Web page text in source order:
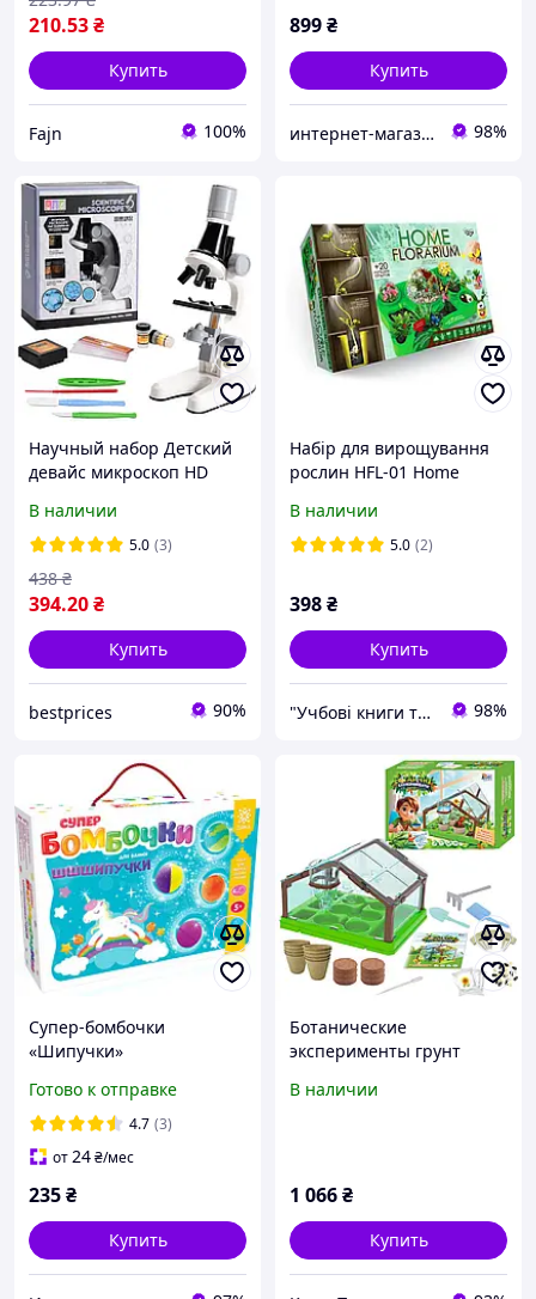
210.53₴
Купить
Fajn 100%
899₴
Купить
интернет-магазин Эрудит 98%
Научный набор Детский
девайс микроскоп HD
детский с увеличением
100х-1200х Белый
В наличии
5.0 (3)
394.20₴
438 ₴
Купить
bestprices 90%
Набір для вирощування
рослин HFL-01 Home
В наличии
5.0 (2)
398₴
Купить
"Учбові книги та не тільки" 98%
Супер-бомбочки
«Шипучки»
Готово к отправке
4.7 (3)
от24₴/мес
235₴
Купить
Ботанические
эксперименты грунт
инструменты в коробке
В наличии
1 066₴
Купить